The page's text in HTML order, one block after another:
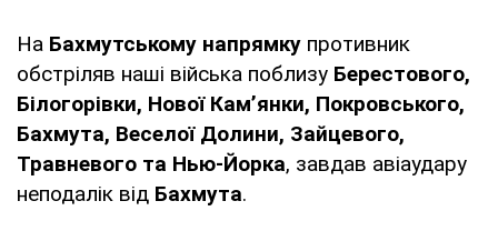
На Бахмутському напрямку противник
обстріляв наші війська поблизу Берестового,
Білогорівки, Нової Кам’янки, Покровського,
Бахмута, Веселої Долини, Зайцевого,
Травневого та Нью-Йорка, завдав авіаудару
неподалік від Бахмута.